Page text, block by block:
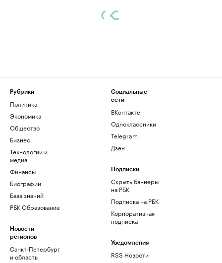
Рубрики
Политика
Экономика
Общество
Бизнес
Технологии и
медиа
Финансы
Биографии
База знаний
РБК Образование
Новости
регионов
Санкт-Петербург
и область
Социальные
сети
ВКонтакте
Одноклассники
Telegram
Дзен
Подписки
Скрыть баннеры
на РБК
Подписка на РБК
Корпоративная
подписка
Уведомления
RSS Новости